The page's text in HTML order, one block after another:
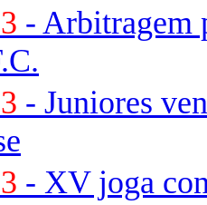
- Arbitragem
- Juniores
- XV joga